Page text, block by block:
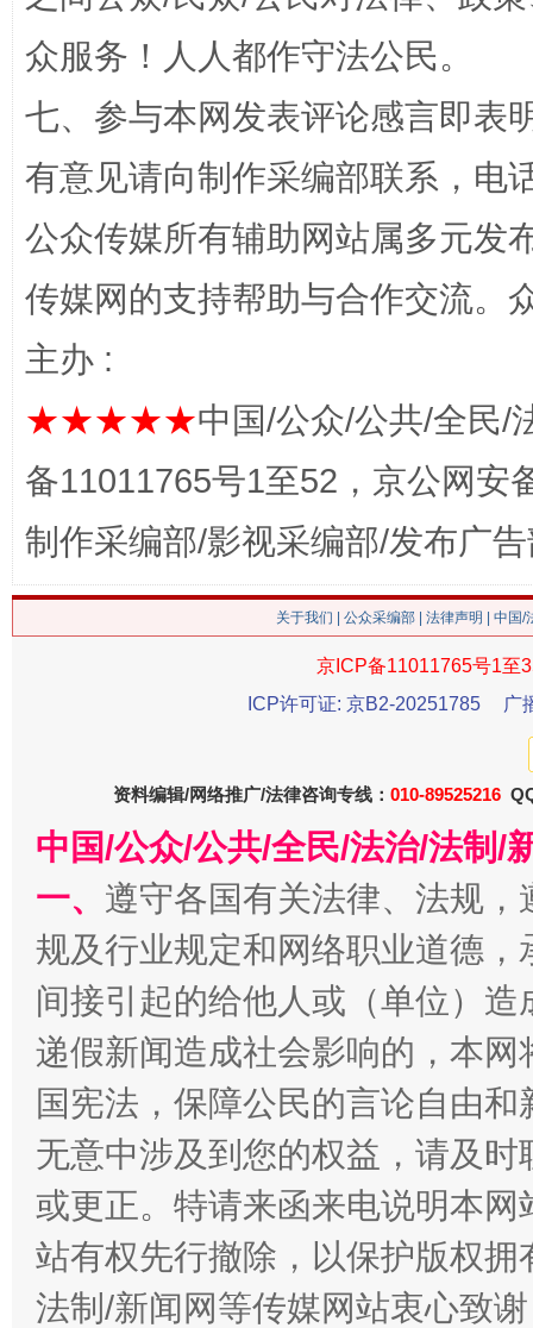
招工难、用工荒背后
谢
在谋一域中谋全局
今
习近平的博鳌关键词
魏明亮
众服务！人人都作守法公民。
七、参与本网发表评论感言即表
有意见请向制作采编部联系，电
公众传媒所有辅助网站属多元发
传媒网的支持帮助与合作交流。
主办 :
★★★★★中国/公众/公共/全民/
备11011765号1至52，京公网安
制作采编部/影视采编部/发布广
关于我们 公众采编部 法律声明 | 中国
京ICP备11011765号1至
ICP许可证: 京B2-20251785
广
资料编辑/网络推广/法律咨询专线： 010-89525216
中国/公众/公共/全民/法治/法制/
一、 遵守各国有关法律、法规
规及行业规定和网络职业道德
间接引起的给他人或（单位）
递假新闻造成社会影响的，本
国宪法，保障公民的言论自由
无意中涉及到您的权益，请及
或更正。特请来函来电说明本
站有权先行撤除，以保护版权
法制/新闻网等传媒网站衷心致